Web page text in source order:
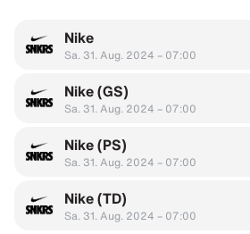
Nike
Sa. 31. Aug. 2024 – 07:00
Nike (GS)
Sa. 31. Aug. 2024 – 07:00
Nike (PS)
Sa. 31. Aug. 2024 – 07:00
Nike (TD)
Sa. 31. Aug. 2024 – 07:00